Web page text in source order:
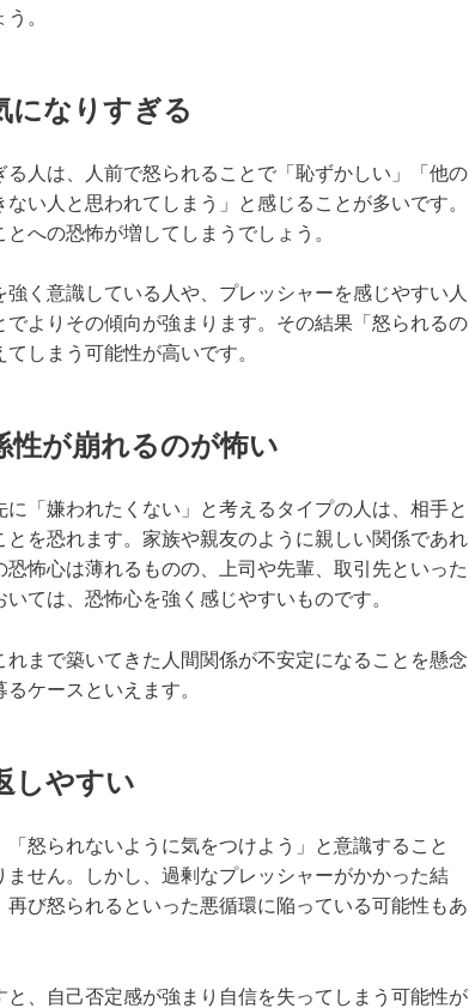
。
になりすぎる
る人は、人前で怒られることで「恥ずかしい」「他の
ない人と思われてしまう」と感じることが多いです。
への恐怖が増してしまうでしょう。
強く意識している人や、プレッシャーを感じやすい人
でよりその傾向が強まります。その結果「怒られるの
しまう可能性が高いです。
性が崩れるのが怖い
「嫌われたくない」と考えるタイプの人は、相手と
とを恐れます。家族や親友のように親しい関係であれ
恐怖心は薄れるものの、上司や先輩、取引先といった
ては、恐怖心を強く感じやすいものです。
れまで築いてきた人間関係が不安定になることを懸念
ケースといえます。
しやすい
怒られないように気をつけよう」と意識すること
ません。しかし、過剰なプレッシャーがかかった結
再び怒られるといった悪循環に陥っている可能性もあ
と、自己否定感が強まり自信を失ってしまう可能性が